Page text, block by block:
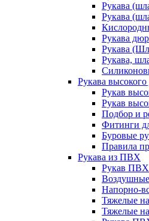
Рукава
Рукава
Рукава
Рукава
Рукава,
Рукава
Рукав
Рукав
Подбор и
Фитинги
Буровые
Правила
Рукава из ПВХ
Рукав ПВХ
Напорно-
Тяжелые
Тяжелые